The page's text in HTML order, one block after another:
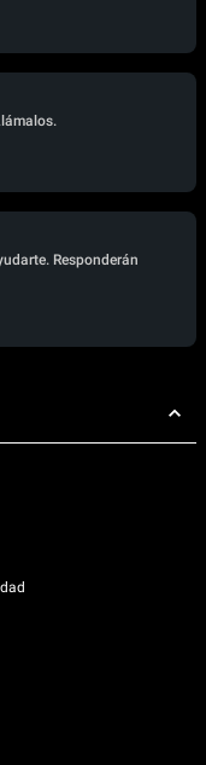
Responderán